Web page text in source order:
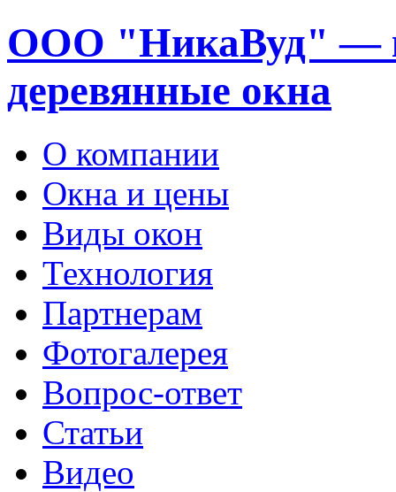
ООО "НикаВуд" —
деревянные окна
О компании
Окна и цены
Виды окон
Технология
Партнерам
Фотогалерея
Вопрос-ответ
Статьи
Видео